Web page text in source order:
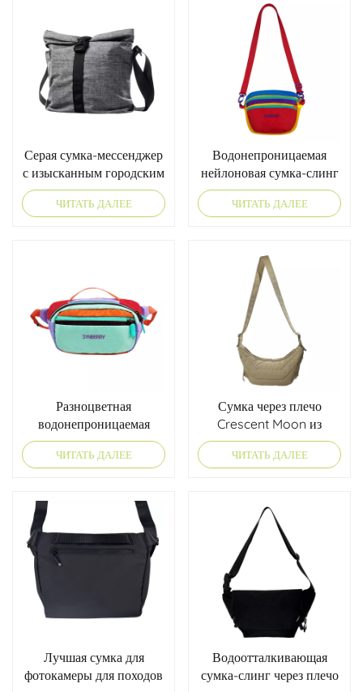
Серая сумка-мессенджер
с изысканным городским
стилем.
ЧИТАТЬ ДАЛЕЕ
Водонепроницаемая
нейлоновая сумка-слинг
цвета дофамина
ЧИТАТЬ ДАЛЕЕ
Разноцветная
водонепроницаемая
нейлоновая поясная
сумка — для бега и
ЧИТАТЬ ДАЛЕЕ
Сумка через плечо
Crescent Moon из
нейлона
ЧИТАТЬ ДАЛЕЕ
Лучшая сумка для
фотокамеры для походов
Водоотталкивающая
сумка-слинг через плечо